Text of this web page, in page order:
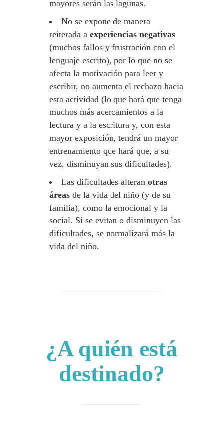
mayores serán las lagunas.
No se expone de manera
reiterada a experiencias negativas
(muchos fallos y frustración con el
lenguaje escrito), por lo que no se
afecta la motivación para leer y
escribir, no aumenta el rechazo hacia
esta actividad (lo que hará que tenga
muchos más acercamientos a la
lectura y a la escritura y, con esta
mayor exposición, tendrá un mayor
entrenamiento que hará que, a su
vez, disminuyan sus dificultades).
Las dificultades alteran otras
áreas de la vida del niño (y de su
familia), como la emocional y la
social. Si se evitan o disminuyen las
dificultades, se normalizará más la
vida del niño.
¿A quién está
destinado?